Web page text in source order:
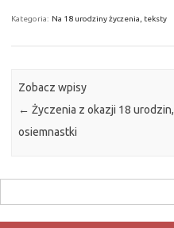
Kategoria: Na 18 urodziny życzenia, teksty
Zobacz wpisy
← Życzenia z okazji 18 urodzin,
osiemnastki